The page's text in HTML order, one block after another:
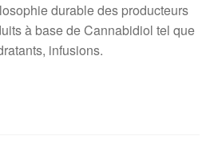
durable des producteurs
à base de Cannabidiol tel que
infusions.